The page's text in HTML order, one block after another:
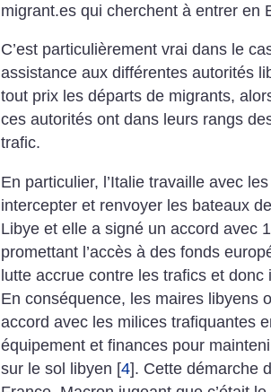
migrant.es qui cherchent à entrer en
C’est particulièrement vrai dans le
assistance aux différentes autorités
tout prix les départs de migrants,
ces autorités ont dans leurs rangs
trafic.
En particulier, l’Italie travaille avec
intercepter et renvoyer les bateaux
Libye et elle a signé un accord avec
promettant l’accès à des fonds
lutte accrue contre les trafics et donc
En conséquence, les maires libyens
accord avec les milices trafiquantes
équipement et finances pour
sur le sol libyen [4]. Cette démarche